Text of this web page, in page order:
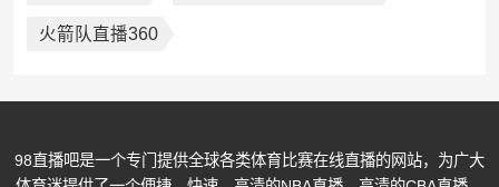
火箭队直播360
98直播吧是一个专门提供全球各类体育比赛在线直播的网站，为广大